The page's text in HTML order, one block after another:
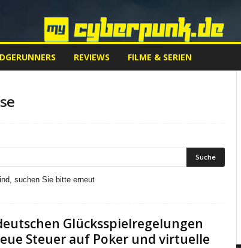
REVIEWS FILME & SERIEN
suchen Sie bitte erneut
Glücksspielregelungen
Steuer auf Poker und virtuelle